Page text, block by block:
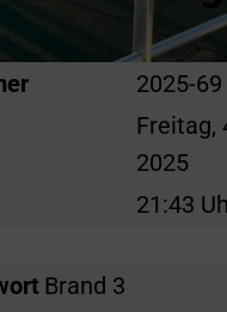
2025-69
Freitag,
2025
21:43
Brand 3